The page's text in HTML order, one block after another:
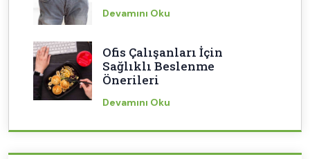
Devamını Oku
Ofis Çalışanları İçin
Sağlıklı Beslenme
Önerileri
Devamını Oku